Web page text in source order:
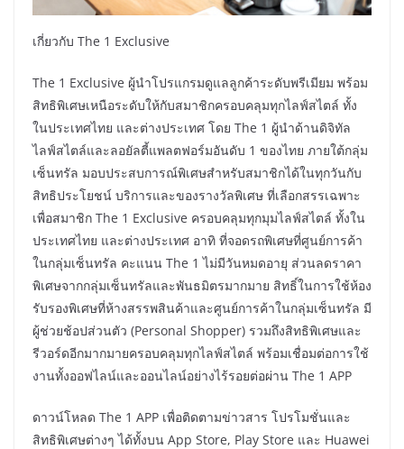
เกี่ยวกับ The 1 Exclusive
The 1 Exclusive ผู้นำโปรแกรมดูแลลูกค้าระดับพรีเมียม พร้อม
สิทธิพิเศษเหนือระดับให้กับสมาชิกครอบคลุมทุกไลฟ์สไตล์ ทั้ง
ในประเทศไทย และต่างประเทศ โดย The 1 ผู้นำด้านดิจิทัล
ไลฟ์สไตล์และลอยัลตี้แพลตฟอร์มอันดับ 1 ของไทย ภายใต้กลุ่ม
เซ็นทรัล มอบประสบการณ์พิเศษสำหรับสมาชิกได้ในทุกวันกับ
สิทธิประโยชน์ บริการและของรางวัลพิเศษ ที่เลือกสรรเฉพาะ
เพื่อสมาชิก The 1 Exclusive ครอบคลุมทุกมุมไลฟ์สไตล์ ทั้งใน
ประเทศไทย และต่างประเทศ อาทิ ที่จอดรถพิเศษที่ศูนย์การค้า
ในกลุ่มเซ็นทรัล คะแนน The 1 ไม่มีวันหมดอายุ ส่วนลดราคา
พิเศษจากกลุ่มเซ็นทรัลและพันธมิตรมากมาย สิทธิ์ในการใช้ห้อง
รับรองพิเศษที่ห้างสรรพสินค้าและศูนย์การค้าในกลุ่มเซ็นทรัล มี
ผู้ช่วยช้อปส่วนตัว (Personal Shopper) รวมถึงสิทธิพิเศษและ
รีวอร์ดอีกมากมายครอบคลุมทุกไลฟ์สไตล์ พร้อมเชื่อมต่อการใช้
งานทั้งออฟไลน์และออนไลน์อย่างไร้รอยต่อผ่าน The 1 APP
ดาวน์โหลด The 1 APP เพื่อติดตามข่าวสาร โปรโมชั่นและ
สิทธิพิเศษต่างๆ ได้ทั้งบน App Store, Play Store และ Huawei